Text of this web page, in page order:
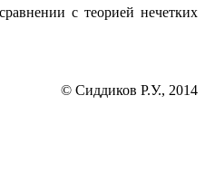
с теорией нечетких
© Сиддиков Р.У., 2014